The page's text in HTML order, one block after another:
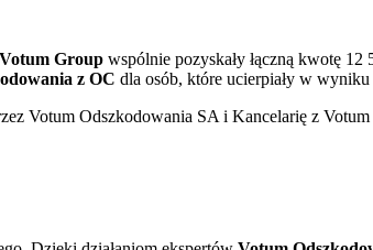
Votum Group wspólnie pozyskały łączną kwotę 12
z OC dla osób, które ucierpiały w
Votum Odszkodowania SA i Kancelarię z